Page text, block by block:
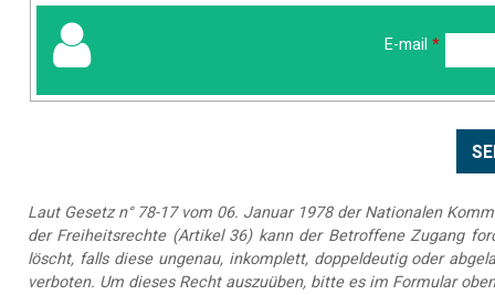
E-mail *
Laut Gesetz n° 78-17 vom 06. Januar 1978 der Nationalen
der Freiheitsrechte (Artikel 36) kann der Betroffene Zugang
löscht, falls diese ungenau, inkomplett, doppeldeutig oder
verboten. Um dieses Recht auszuüben, bitte es im Formular